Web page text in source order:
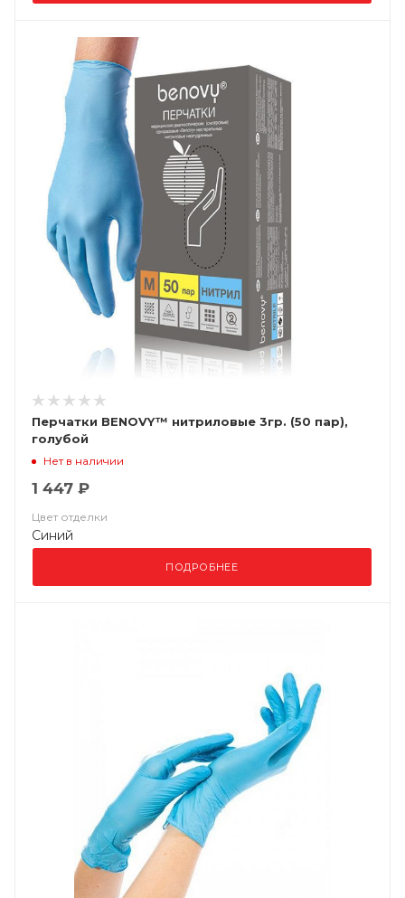
Перчатки BENOVY™ нитриловые 3гр. (50 пар),
голубой
Нет в наличии
1 447 ₽
Цвет отделки
Синий
ПОДРОБНЕЕ